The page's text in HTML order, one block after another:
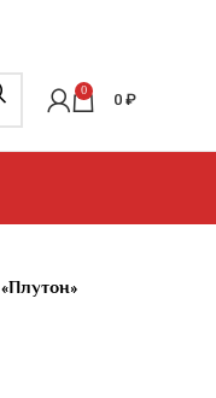
0
0 ₽
«Плутон»